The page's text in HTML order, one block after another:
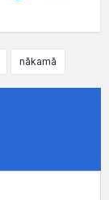
nākamā